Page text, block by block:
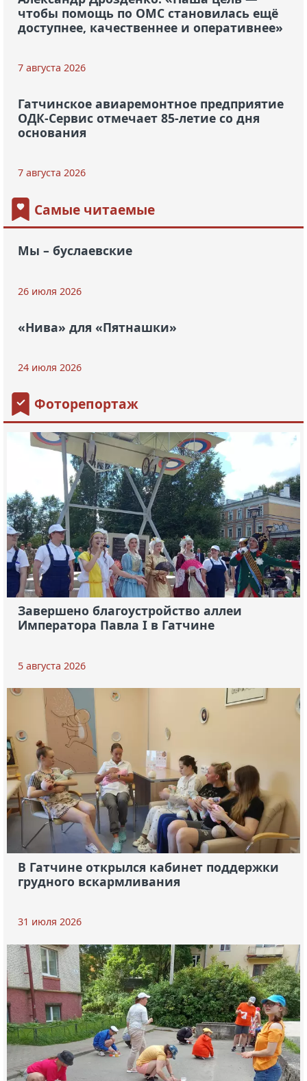
чтобы помощь по ОМС становилась ещё
доступнее, качественнее и оперативнее»
7 августа 2026
Гатчинское авиаремонтное предприятие
ОДК-Сервис отмечает 85-летие со дня
основания
7 августа 2026
Самые читаемые
Мы – буслаевские
26 июля 2026
«Нива» для «Пятнашки»
24 июля 2026
Фоторепортаж
Завершено благоустройство аллеи
Императора Павла I в Гатчине
5 августа 2026
В Гатчине открылся кабинет поддержки
грудного вскармливания
31 июля 2026